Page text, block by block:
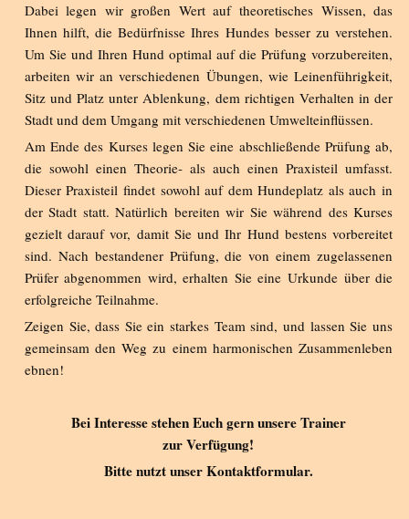
Dabei legen wir großen Wert auf theoretisches Wissen, das
Ihnen hilft, die Bedürfnisse Ihres Hundes besser zu verstehen.
Um Sie und Ihren Hund optimal auf die Prüfung vorzubereiten,
arbeiten wir an verschiedenen Übungen, wie Leinenführigkeit,
Sitz und Platz unter Ablenkung, dem richtigen Verhalten in der
Stadt und dem Umgang mit verschiedenen Umwelteinflüssen.
Am Ende des Kurses legen Sie eine abschließende Prüfung ab,
die sowohl einen Theorie- als auch einen Praxisteil umfasst.
Dieser Praxisteil findet sowohl auf dem Hundeplatz als auch in
der Stadt statt. Natürlich bereiten wir Sie während des Kurses
gezielt darauf vor, damit Sie und Ihr Hund bestens vorbereitet
sind. Nach bestandener Prüfung, die von einem zugelassenen
Prüfer abgenommen wird, erhalten Sie eine Urkunde über die
erfolgreiche Teilnahme.
Zeigen Sie, dass Sie ein starkes Team sind, und lassen Sie uns
gemeinsam den Weg zu einem harmonischen Zusammenleben
ebnen!
Bei Interesse stehen Euch gern unsere Trainer
zur Verfügung!
Bitte nutzt unser Kontaktformular.